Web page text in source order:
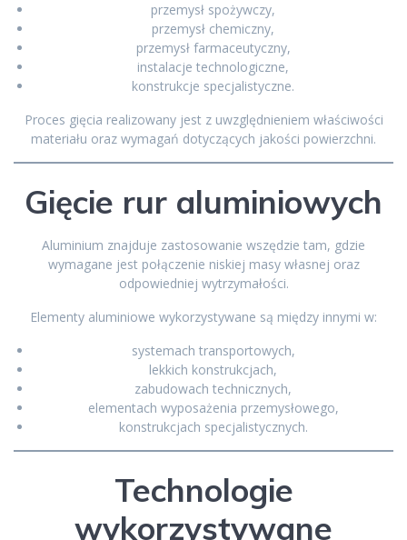
przemysł spożywczy,
przemysł chemiczny,
przemysł farmaceutyczny,
instalacje technologiczne,
konstrukcje specjalistyczne.
Proces gięcia realizowany jest z uwzględnieniem właściwości
materiału oraz wymagań dotyczących jakości powierzchni.
Gięcie rur aluminiowych
Aluminium znajduje zastosowanie wszędzie tam, gdzie
wymagane jest połączenie niskiej masy własnej oraz
odpowiedniej wytrzymałości.
Elementy aluminiowe wykorzystywane są między innymi w:
systemach transportowych,
lekkich konstrukcjach,
zabudowach technicznych,
elementach wyposażenia przemysłowego,
konstrukcjach specjalistycznych.
Technologie
wykorzystywane